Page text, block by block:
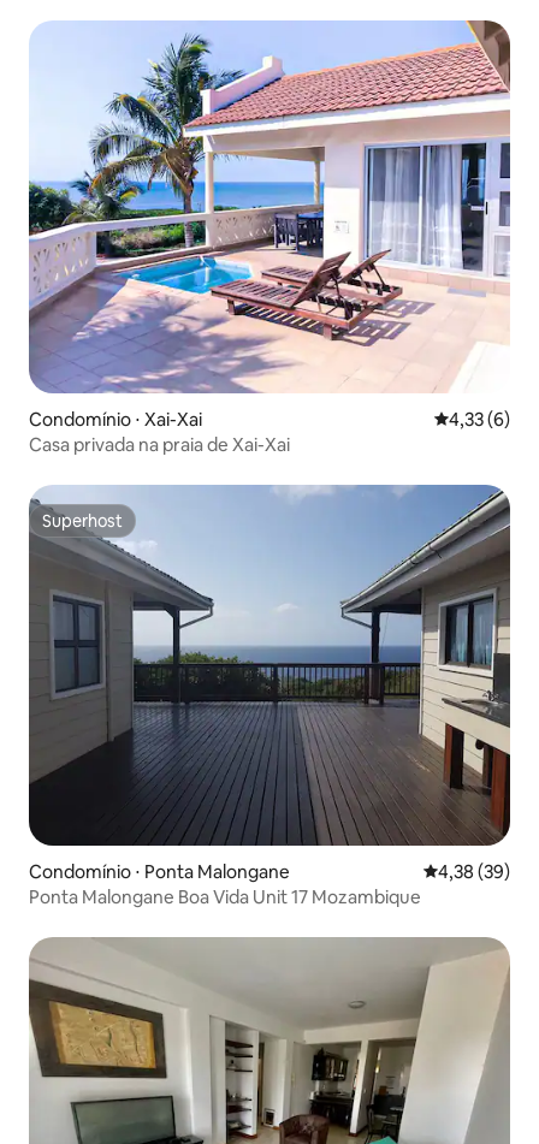
Condomínio ⋅ Xai-Xai 4,33 de
4,33 (6)
Casa privada na praia de Xai-Xai
Superhost
Superhost
Condomínio ⋅ Ponta Malongane 4,38 de uma
4,38 (39)
Ponta Malongane Boa Vida Unit 17 Mozambique